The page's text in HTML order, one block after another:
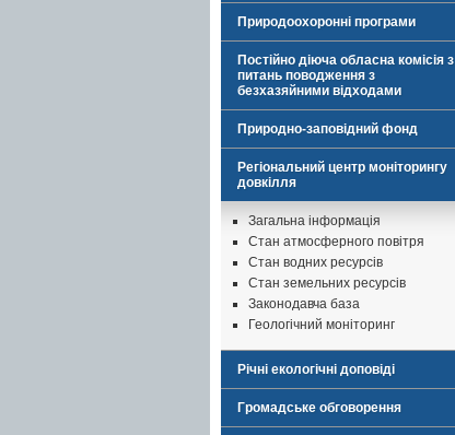
Природоохоронні програми
Постійно діюча обласна комісія з
питань поводження з
безхазяйними відходами
Природно-заповідний фонд
Регіональний центр моніторингу
довкілля
Загальна інформація
Стан атмосферного повітря
Стан водних ресурсів
Стан земельних ресурсів
Законодавча база
Геологічний моніторинг
Річні екологічні доповіді
Громадське обговорення